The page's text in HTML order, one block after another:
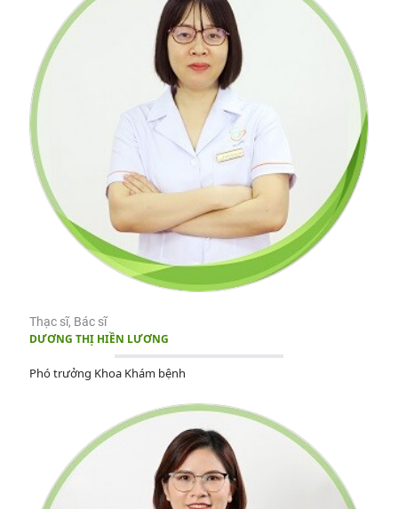
Thạc sĩ, Bác sĩ
DƯƠNG THỊ HIỀN LƯƠNG
Phó trưởng Khoa Khám bệnh